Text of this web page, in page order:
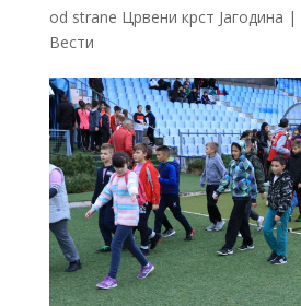
od strane Црвени крст Јагодина |
Вести